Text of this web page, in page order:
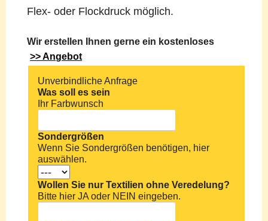
Flex- oder Flockdruck möglich.
Wir erstellen Ihnen gerne ein kostenloses
>> Angebot
Unverbindliche Anfrage
Was soll es sein
Ihr Farbwunsch
Sondergrößen
Wenn Sie Sondergrößen benötigen, hier
auswählen.
Wollen Sie nur Textilien ohne Veredelung?
Bitte hier JA oder NEIN eingeben.